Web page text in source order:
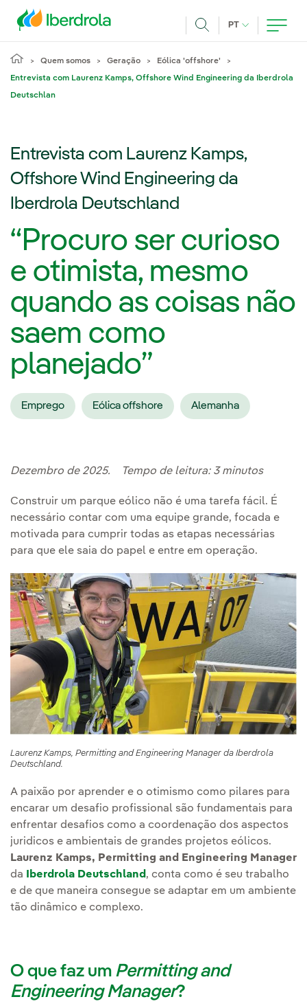
PT IDIOMA ATUAL,
Quem somos Geração Eólica 'offshore'
Entrevista com Laurenz Kamps, Offshore Wind Engineering da Iberdrola
Deutschlan
Entrevista com Laurenz Kamps,
Offshore Wind Engineering da
Iberdrola Deutschland
“Procuro ser curioso
e otimista, mesmo
quando as coisas não
saem como
planejado”
Emprego Eólica offshore Alemanha
Dezembro de 2025. Tempo de leitura: 3 minutos
Construir um parque eólico não é uma tarefa fácil. É
necessário contar com uma equipe grande, focada e
motivada para cumprir todas as etapas necessárias
para que ele saia do papel e entre em operação.
Laurenz Kamps, Permitting and Engineering Manager da Iberdrola
Deutschland.
A paixão por aprender e o otimismo como pilares para
encarar um desafio profissional são fundamentais para
enfrentar desafios como a coordenação dos aspectos
juridicos e ambientais de grandes projetos eólicos.
Laurenz Kamps, Permitting and Engineering Manager
da
Iberdrola Deutschland , conta como é seu trabalho
e de que maneira consegue se adaptar em um ambiente
tão dinâmico e complexo.
O que faz um Permitting and
Engineering Manager?